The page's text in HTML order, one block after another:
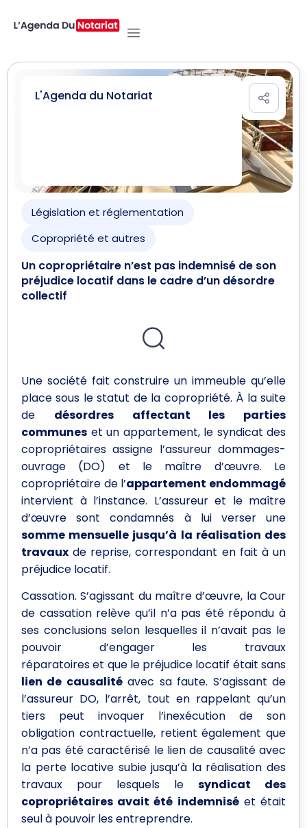
L'Agenda du Notariat
Législation et réglementation
Copropriété et autres
Un copropriétaire n’est pas indemnisé de son
préjudice locatif dans le cadre d’un désordre
collectif
Une société fait construire un immeuble qu’elle
place sous le statut de la copropriété. À la suite
de désordres affectant les parties
communes et un appartement, le syndicat des
copropriétaires assigne l’assureur dommages-
ouvrage (DO) et le maître d’œuvre. Le
copropriétaire de l’appartement endommagé
intervient à l’instance. L’assureur et le maître
d’œuvre sont condamnés à lui verser une
somme mensuelle jusqu’à la réalisation des
travaux de reprise, correspondant en fait à un
préjudice locatif.
Cassation. S’agissant du maître d’œuvre, la Cour
de cassation relève qu’il n’a pas été répondu à
ses conclusions selon lesquelles il n’avait pas le
pouvoir d’engager les travaux
réparatoires et que le préjudice locatif était sans
lien de causalitéavec sa faute. S’agissant de
l’assureur DO, l’arrêt, tout en rappelant qu’un
tiers peut invoquer l’inexécution de son
obligation contractuelle, retient également que
n’a pas été caractérisé le lien de causalité avec
la perte locative subie jusqu’à la réalisation des
travaux pour lesquels le syndicat des
copropriétaires avait été indemniséet était
seul à pouvoir les entreprendre.